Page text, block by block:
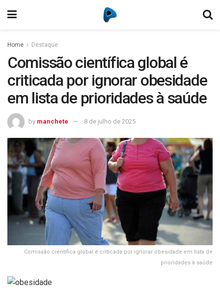
Home Destaque
Comissão científica global é
criticada por ignorar obesidade
em lista de prioridades à saúde
by manchete 8 de julho de 2025
Comissão científica global é criticada por ignorar obesidade em lista de
prioridades à saúde